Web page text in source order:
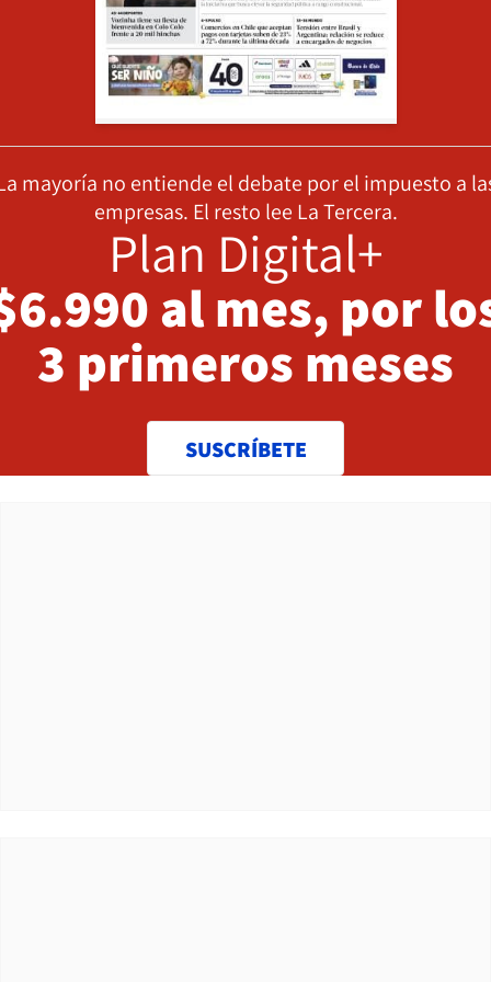
mayoría no entiende el debate por el impuesto a
empresas. El resto lee La Tercera.
Plan Digital+
al mes, por
3 primeros meses
SUSCRÍBETE